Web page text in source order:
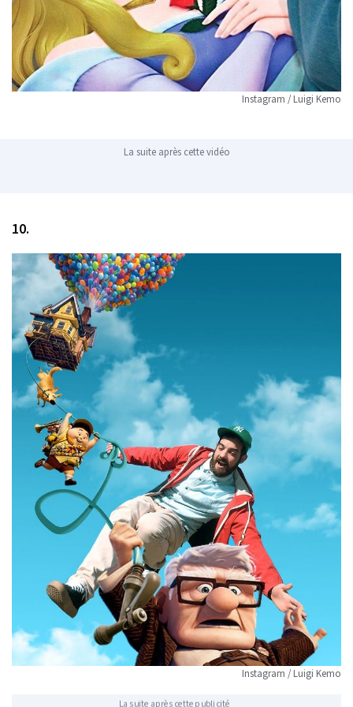
Instagram / Luigi Kemo
La suite après cette vidéo
10.
Instagram / Luigi Kemo
La suite après cette publicité